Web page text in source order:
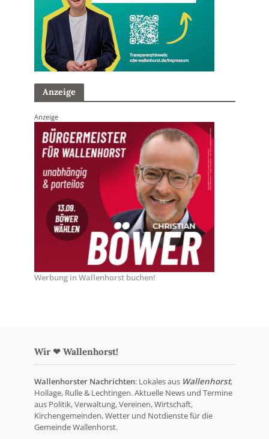
Anzeige
Anzeige
Werbung in Wallenhorst buchen!
Wir ❤ Wallenhorst!
Wallenhorster Nachrichten: Lokales aus Wallenhorst,
Hollage, Rulle & Lechtingen. Aktuelle News und Termine
aus Politik, Verwaltung, Vereinen, Wirtschaft,
Kirchengemeinden, Wetter und Notdienste für die
Gemeinde Wallenhorst.